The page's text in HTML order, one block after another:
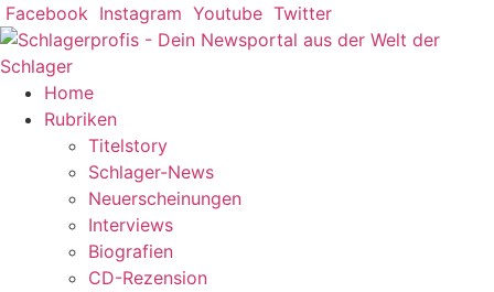
Zum
Inhalt
springen
Facebook Instagram Youtube Twitter
Home
Rubriken
Titelstory
Schlager-News
Neuerscheinungen
Interviews
Biografien
CD-Rezension